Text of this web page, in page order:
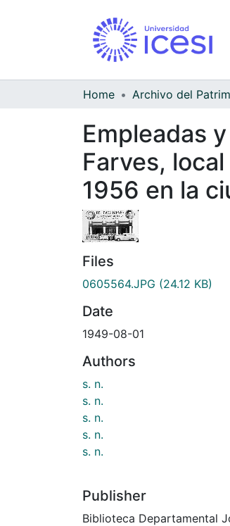
Home
Empleadas
Farves,
1956 en la
Files
0605564.JPG (24.12 KB)
Date
1949-08-01
Authors
s. n.
s. n.
s. n.
s. n.
s. n.
Publisher
Biblioteca Departamental